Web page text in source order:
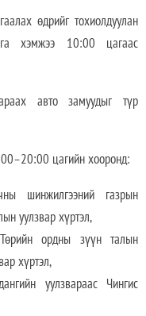
өдрийг тохиолдуулан
хэмжээ 10:00 цагаас
авто замуудыг түр
цагийн хооронд:
шинжилгээний газрын
уулзвар хүртэл,
ордны зүүн талын
хүртэл,
уулзвараас Чингис